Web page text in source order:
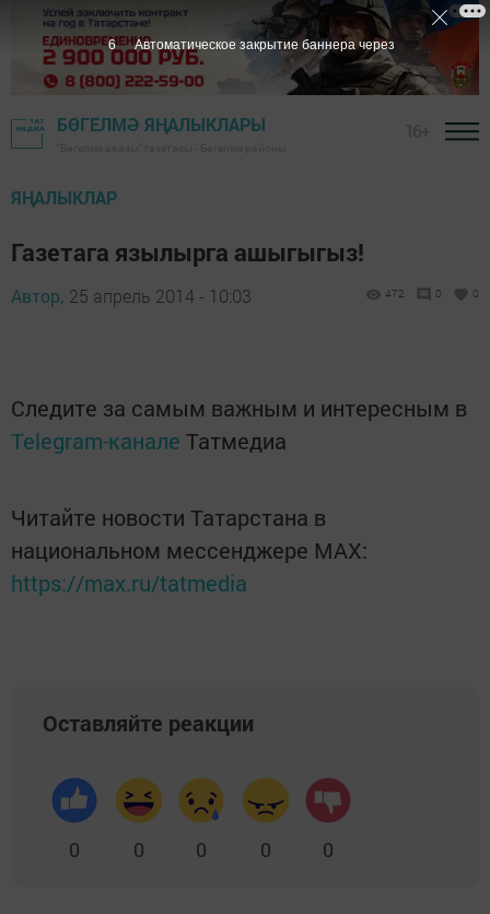
БӨГЕЛМӘ ЯҢАЛЫКЛАРЫ
ЯҢАЛЫКЛАР
Газетага язылырга ашыгыгыз!
Автор, 25 апрель 2014 - 10:03 472 0 0
Следите за самым важным и интересным в
Telegram-канале Татмедиа
Читайте новости Татарстана в
национальном мессенджере MАХ:
https://max.ru/tatmedia
Оставляйте реакции
0 0 0 0 0
5 Автоматическое закрытие баннера через